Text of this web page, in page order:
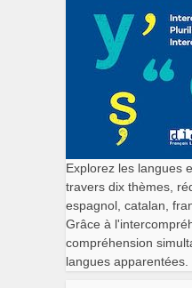
Explorez les langues
travers dix thèmes,
espagnol, catalan,
Grâce à
compréhension
langues apparentées.